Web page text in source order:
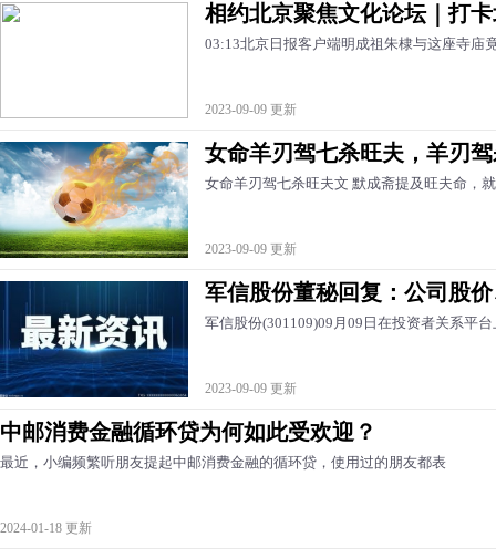
相约北京聚焦文化论坛｜打
03:13北京日报客户端明成祖朱棣与这座寺庙
2023-09-09 更新
女命羊刃驾七杀旺夫，羊刃
女命羊刃驾七杀旺夫文 默成斋提及旺夫命，
2023-09-09 更新
军信股份董秘回复：公司股
军信股份(301109)09月09日在投资者关系平
2023-09-09 更新
中邮消费金融循环贷为何如此受欢迎？
最近，小编频繁听朋友提起中邮消费金融的循环贷，使用过的朋友都表
2024-01-18 更新